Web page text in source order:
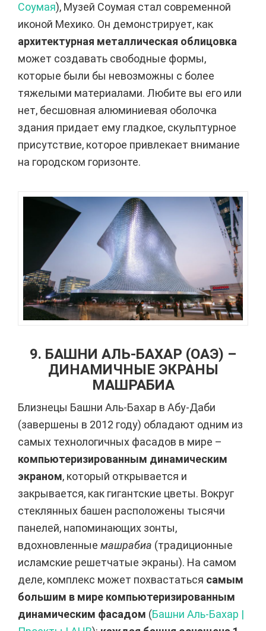
Соумая), Музей Соумая стал современной
иконой Мехико. Он демонстрирует, как
архитектурная металлическая облицовка
может создавать свободные формы,
которые были бы невозможны с более
тяжелыми материалами. Любите вы его или
нет, бесшовная алюминиевая оболочка
здания придает ему гладкое, скульптурное
присутствие, которое привлекает внимание
на городском горизонте.
9. БАШНИ АЛЬ-БАХАР (ОАЭ) –
ДИНАМИЧНЫЕ ЭКРАНЫ
МАШРАБИА
Близнецы Башни Аль-Бахар в Абу-Даби
(завершены в 2012 году) обладают одним из
самых технологичных фасадов в мире –
компьютеризированным динамическим
экраном, который открывается и
закрывается, как гигантские цветы. Вокруг
стеклянных башен расположены тысячи
панелей, напоминающих зонты,
вдохновленные машрабиа (традиционные
исламские решетчатые экраны). На самом
деле, комплекс может похвастаться самым
большим в мире компьютеризированным
динамическим фасадом (Башни Аль-Бахар |